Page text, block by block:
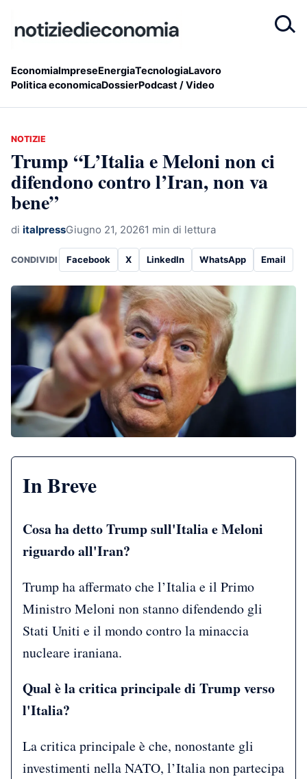
EconomiaImpreseEnergiaTecnologiaLavoro
Politica economicaDossierPodcast / Video
NOTIZIE
Trump “L’Italia e Meloni non ci
difendono contro l’Iran, non va
bene”
di italpressGiugno 21, 20261 min di lettura
CONDIVIDI Facebook X LinkedIn WhatsApp Email
In Breve
Cosa ha detto Trump sull'Italia e Meloni
riguardo all'Iran?
Trump ha affermato che l’Italia e il Primo
Ministro Meloni non stanno difendendo gli
Stati Uniti e il mondo contro la minaccia
nucleare iraniana.
Qual è la critica principale di Trump verso
l'Italia?
La critica principale è che, nonostante gli
investimenti nella NATO, l’Italia non partecipa